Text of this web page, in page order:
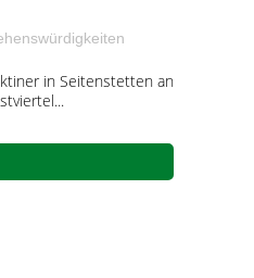
in Seitenstetten an